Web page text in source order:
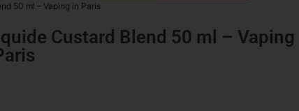
50 ml – Vaping in Paris
Custard Blend 50 ml – Vaping